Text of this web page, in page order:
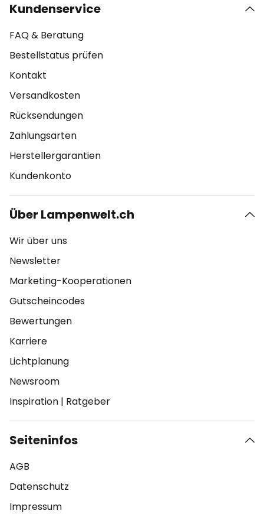
Kundenservice
FAQ & Beratung
Bestellstatus prüfen
Kontakt
Versandkosten
Rücksendungen
Zahlungsarten
Herstellergarantien
Kundenkonto
Über Lampenwelt.ch
Wir über uns
Newsletter
Marketing-Kooperationen
Gutscheincodes
Bewertungen
Karriere
Lichtplanung
Newsroom
Inspiration | Ratgeber
Seiteninfos
AGB
Datenschutz
Impressum